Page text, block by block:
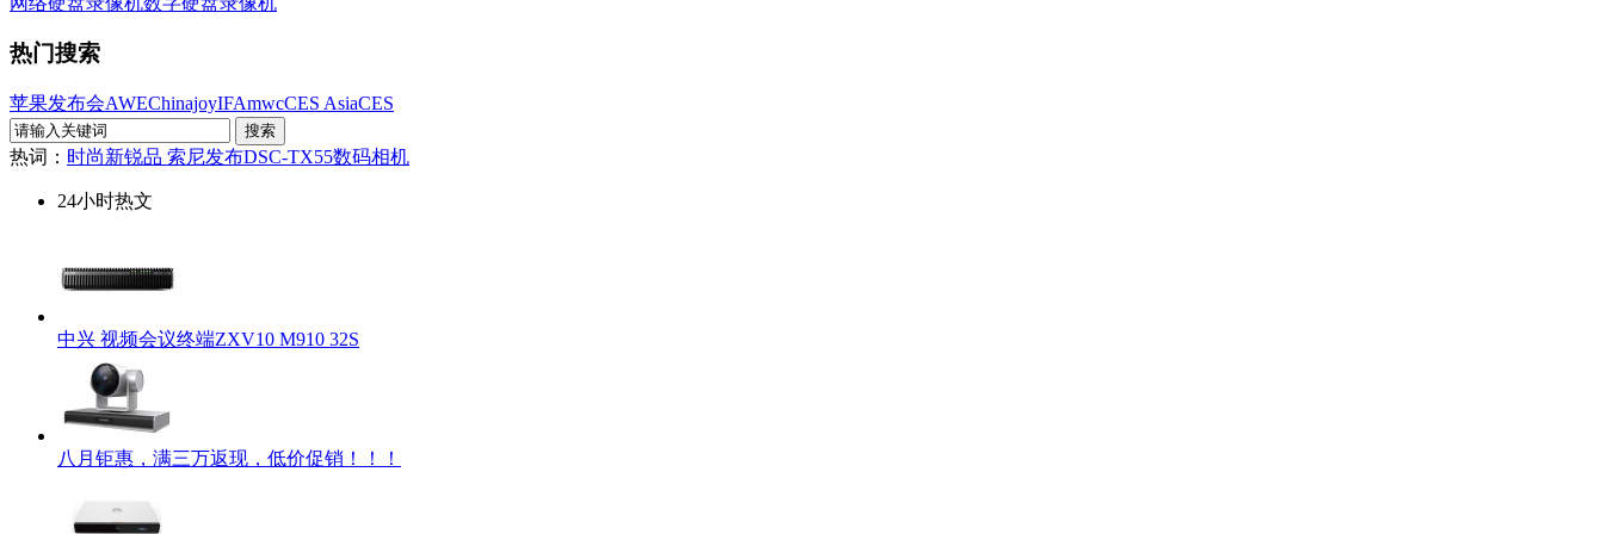
热门搜索
苹果发布会AWEChinajoyIFAmwcCES AsiaCES
热词： 时尚新锐品 索尼发布DSC-TX55数码相机
24小时热文
中兴 视频会议终端ZXV10 M910 32S
八月钜惠，满三万返现，低价促销！！！